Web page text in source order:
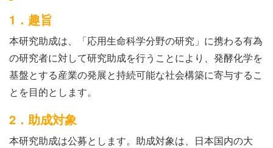
1．趣旨
本研究助成は、「応用生命科学分野の研究」に携わる有為
の研究者に対して研究助成を行うことにより、発酵化学を
基盤とする産業の発展と持続可能な社会構築に寄与するこ
とを目的とします。
2．助成対象
本研究助成は公募とします。助成対象は、日本国内の大